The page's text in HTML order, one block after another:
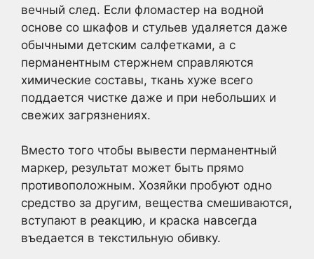
вечный след. Если фломастер на водной
основе со шкафов и стульев удаляется даже
обычными детским салфетками, а с
перманентным стержнем справляются
химические составы, ткань хуже всего
поддается чистке даже и при небольших и
свежих загрязнениях.
Вместо того чтобы вывести перманентный
маркер, результат может быть прямо
противоположным. Хозяйки пробуют одно
средство за другим, вещества смешиваются,
вступают в реакцию, и краска навсегда
въедается в текстильную обивку.